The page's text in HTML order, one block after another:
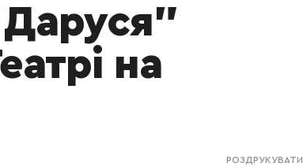
на
РОЗДРУКУВАТИ